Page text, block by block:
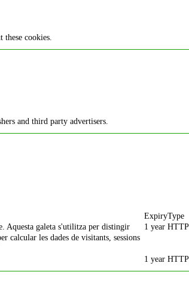
cookies.
and third party advertisers.
ExpiryType
Aquesta galeta s'utilitza per distingir
calcular les dades de visitants, sessions
1 year HTTP
1 year HTTP